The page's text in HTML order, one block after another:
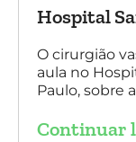
Hospital
O cirurgião
aula no
Paulo, sobre
experiência
Continuar